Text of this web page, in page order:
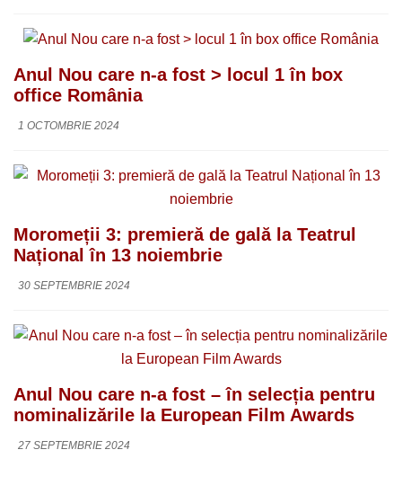
Anul Nou care n-a fost > locul 1 în box
office România
1 OCTOMBRIE 2024
Moromeții 3: premieră de gală la Teatrul
Național în 13 noiembrie
30 SEPTEMBRIE 2024
Anul Nou care n-a fost – în selecția pentru
nominalizările la European Film Awards
27 SEPTEMBRIE 2024